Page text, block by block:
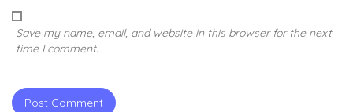
Save my name, email, and website in this browser for the next
time I comment.